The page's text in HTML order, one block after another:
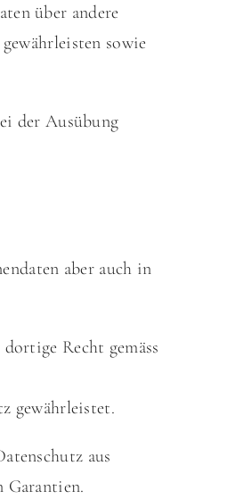
über andere
sowie
der Ausübung
aber auch in
Recht gemäss
gewährleistet.
aus
Garantien.